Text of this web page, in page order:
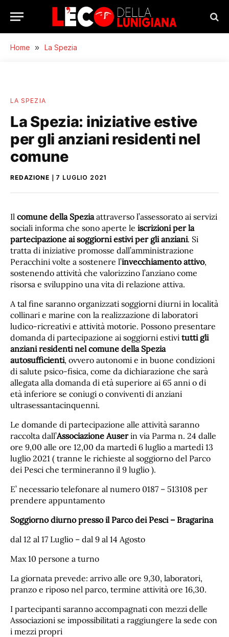
Home » La Spezia
LA SPEZIA
La Spezia: iniziative estive
per gli anziani residenti nel
comune
REDAZIONE 7 LUGLIO 2021
Il comune della Speziaattraverso l’assessorato ai servizi
sociali informa che sono aperte le iscrizioni per la
partecipazione ai soggiorni estivi per gli anziani. Si
tratta di iniziative promosse dall’amministrazione
Peracchini volte a sostenere l’invecchiamento attivo,
sostenendo attività che valorizzino l’anziano come
risorsa e sviluppino una vita di relazione attiva.
A tal fine saranno organizzati soggiorni diurni in località
collinari e marine con la realizzazione di laboratori
ludico-ricreativi e attività motorie. Possono presentare
domanda di partecipazione ai soggiorni estivi tutti gli
anziani residenti nel comune della Spezia
autosufficienti, ovvero autonomi e in buone condizioni
di salute psico-fisica, come da dichiarazione che sarà
allegata alla domanda di età superiore ai 65 anni o di
età inferiore se coniugi o conviventi di anziani
ultrasessantacinquenni.
Le domande di partecipazione alle attività saranno
raccolta dall’Associazione Auserin via Parma n. 24 dalle
ore 9,00 alle ore 12,00 da martedì 6 luglio a martedì 13
luglio 2021 ( tranne le richieste al soggiorno del Parco
dei Pesci che termineranno il 9 luglio ).
E’ necessario telefonare al numero 0187 – 513108 per
prendere appuntamento
Soggiorno diurno presso il Parco dei Pesci – Bragarina
dal 12 al 17 Luglio – dal 9 al 14 Agosto
Max 10 persone a turno
La giornata prevede: arrivo alle ore 9,30, laboratori,
pranzo e riposo nel parco, termine attività ore 16,30.
I partecipanti saranno accompagnati con mezzi delle
Associazioni se impossibilitati a raggiungere la sede con
i mezzi propri